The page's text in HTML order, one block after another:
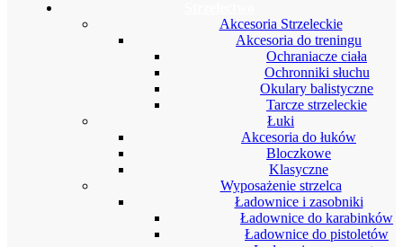
Akcesoria Strzeleckie
Akcesoria do treningu
Ochraniacze ciała
Ochronniki słuchu
Okulary balistyczne
Tarcze strzeleckie
Łuki
Akcesoria do łuków
Bloczkowe
Klasyczne
Wyposażenie strzelca
Ładownice i zasobniki
Ładownice do karabinków
Ładownice do pistoletów